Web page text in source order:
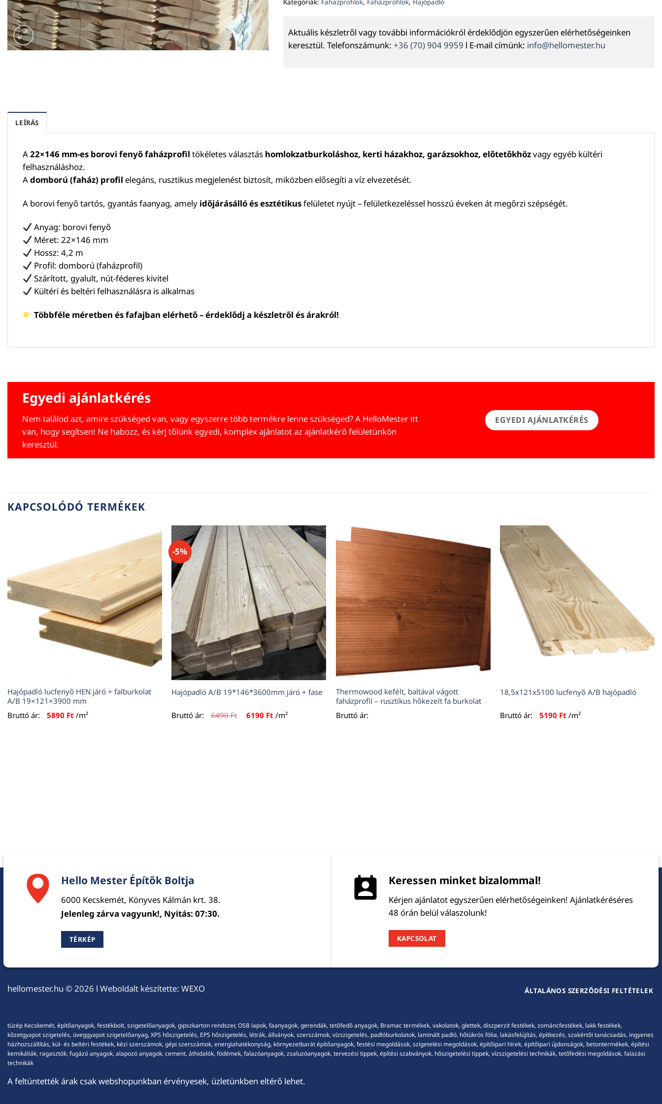
Kategóriák: Faházprofilok, Faházprofilok, Hajópadló
Aktuális készletről vagy további információkról érdeklődjön egyszerűen elérhetőségeinken
keresztül. Telefonszámunk: +36 (70) 904 9959 l E-mail címünk: info@hellomester.hu
LEÍRÁS
A22×146 mm-es borovi fenyő faházprofil tökéletes választás homlokzatburkoláshoz, kerti házakhoz, garázsokhoz, előtetőkhözvagy egyéb kültéri
felhasználáshoz.
Adomború (faház) profil elegáns, rusztikus megjelenést biztosít, miközben elősegíti a víz elvezetését.
A borovi fenyő tartós, gyantás faanyag, amely időjárásálló és esztétikusfelületet nyújt – felületkezeléssel hosszú éveken át megőrzi szépségét.
Anyag: borovi fenyő
Méret: 22×146 mm
Hossz: 4,2 m
Profil: domború (faházprofil)
Szárított, gyalult, nút-féderes kivitel
Kültéri és beltéri felhasználásra is alkalmas
Többféle méretben és fafajban elérhető – érdeklődj a készletről és árakról!
Egyedi ajánlatkérés
Nem találod azt, amire szükséged van, vagy egyszerre több termékre lenne szükséged? A HelloMester itt
van, hogy segítsen! Ne habozz, és kérj tőlünk egyedi, komplex ajánlatot az ajánlatkérő felületünkön
keresztül.
EGYEDI AJÁNLATKÉRÉS
KAPCSOLÓDÓ TERMÉKEK
Hajópadló lucfenyő HEN járó + falburkolat
A/B 19×121×3900 mm
Bruttó ár:
5890 Ft /m²
-5%
Hajópadló A/B 19*146*3600mm járó + fase
Bruttó ár: 6490Ft Original
price
6190 FtCurrent
/m²
Thermowood kefélt, baltával vágott
faházprofil – rusztikus hőkezelt fa burkolat
Bruttó ár:
18,5x121x5100 lucfenyő A/B hajópadló
Bruttó ár: 5190 Ft /m²
Hello Mester Építők Boltja
6000 Kecskemét, Könyves Kálmán krt. 38.
Jelenleg zárva vagyunk!, Nyitás: 07:30.
TÉRKÉP
Keressen minket bizalommal!
Kérjen ajánlatot egyszerűen elérhetőségeinken! Ajánlatkéréséres
48 órán belül válaszolunk!
KAPCSOLAT
hellomester.hu © 2026 l Weboldalt készítette: WEXO ÁLTALÁNOS SZERZŐDÉSI FELTÉTELEK
tüzép Kecskemét, építőanyagok, festékbolt, szigetelőanyagok, gipszkarton rendszer, OSB lapok, faanyagok, gerendák, tetőfedő anyagok, Bramac termékek, vakolatok, glettek, diszperzit festékek, zománcfestékek, lakk festékek,
kőzetgyapot szigetelés, üveggyapot szigetelőanyag, XPS hőszigetelés, EPS hőszigetelés, létrák, állványok, szerszámok, vízszigetelés, padlóburkolatok, laminált padló, hőtükrös fólia, lakásfelújítás, építkezés, szakértői tanácsadás, ingyenes
házhozszállítás, kül- és beltéri festékek, kézi szerszámok, gépi szerszámok, energiahatékonyság, környezetbarát építőanyagok, festési megoldások, szigetelési megoldások, építőipari hírek, építőipari újdonságok, betontermékek, építési
kemikáliák, ragasztók, fugázó anyagok, alapozó anyagok, cement, áthidalók, födémek, falazóanyagok, zsaluzóanyagok, tervezési tippek, építési szabványok, hőszigetelési tippek, vízszigetelési technikák, tetőfedési megoldások, falazási
technikák
A feltüntették árak csak webshopunkban érvényesek, üzletünkben eltérő lehet.